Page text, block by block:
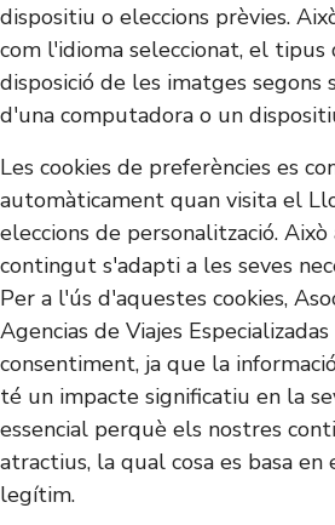
dispositiu o eleccions prèvies.
com l'idioma seleccionat, el
disposició de les imatges segons
d'una computadora o un
Les cookies de preferències es
automàticament quan visita el
eleccions de personalització.
contingut s'adapti a les seves
Per a l'ús d'aquestes cookies,
Agencias de Viajes
consentiment, ja que la
té un impacte significatiu en la
essencial perquè els nostres
atractius, la qual cosa es basa
legítim.